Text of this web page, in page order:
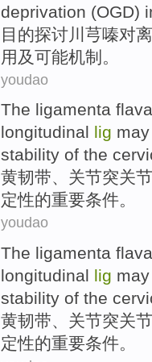
deprivation (OGD)
目的探讨川芎嗪对
用 及可能机制 。
youdao
The ligamenta flava
longitudinal lig may
stability of the
黄韧带、 关节突关
定性的重要条件。
youdao
The ligamenta flava
longitudinal lig may
stability of the
黄韧带、 关节突关
定性的重要条件。